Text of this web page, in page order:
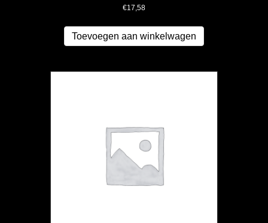
€17,58
Toevoegen aan winkelwagen